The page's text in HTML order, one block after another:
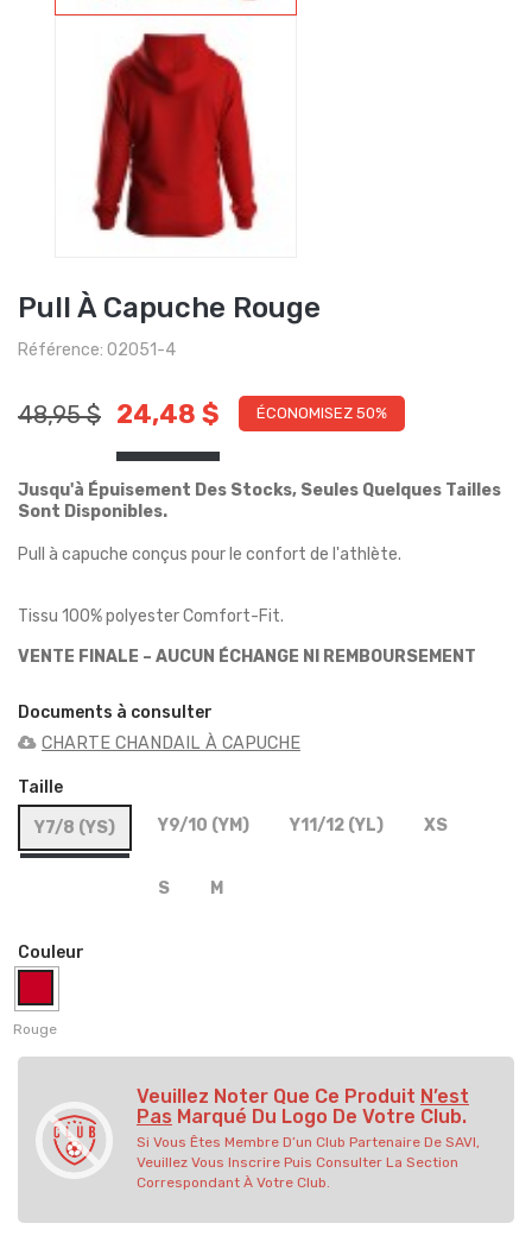
Pull À Capuche Rouge
Référence: O2051-4
48,95 $ 24,48 $ ÉCONOMISEZ 50%
Jusqu'à Épuisement Des Stocks, Seules Quelques Tailles
Sont Disponibles.
Pull à capuche conçus pour le confort de l'athlète.
Tissu 100% polyester Comfort-Fit.
VENTE FINALE – AUCUN ÉCHANGE NI REMBOURSEMENT
Documents à consulter
CHARTE CHANDAIL À CAPUCHE
Taille
Y7/8 (YS)
Y9/10 (YM) Y11/12 (YL) XS
S M
Couleur
Rouge
Veuillez Noter Que Ce Produit N’est
Pas Marqué Du Logo De Votre Club.
Si Vous Êtes Membre D’un Club Partenaire De SAVI,
Veuillez Vous Inscrire Puis Consulter La Section
Correspondant À Votre Club.